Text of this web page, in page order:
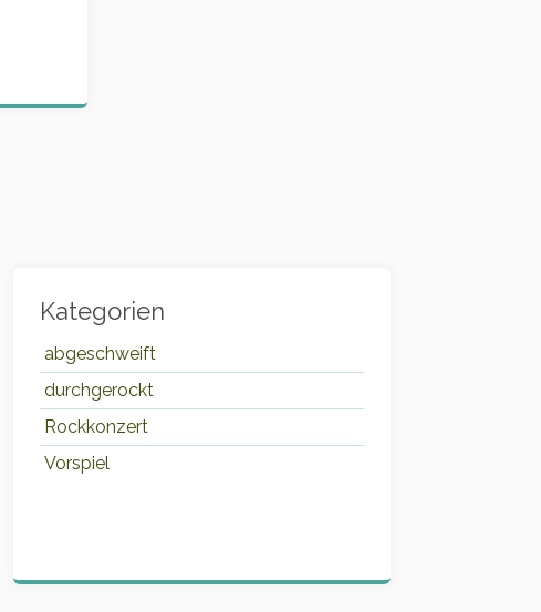
Kategorien
abgeschweift
durchgerockt
Rockkonzert
Vorspiel